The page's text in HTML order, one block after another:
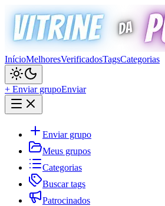
InícioMelhoresVerificadosTagsCategorias
+ Enviar grupoEnviar
Enviar grupo
Meus grupos
Categorias
Buscar tags
Patrocinados